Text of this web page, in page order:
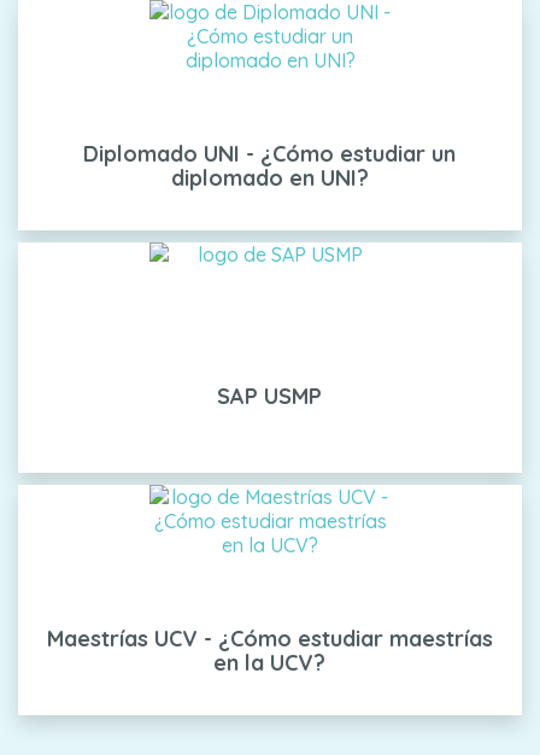
Diplomado UNI - ¿Cómo estudiar un
diplomado en UNI?
SAP USMP
Maestrías UCV - ¿Cómo estudiar maestrías
en la UCV?